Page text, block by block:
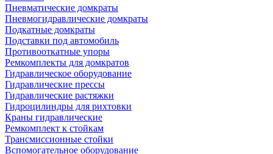
Пневматические домкраты
Пневмогидравлические домкраты
Подкатные домкраты
Подставки под автомобиль
Противооткатные упоры
Ремкомплекты для домкратов
Гидравлическое оборудование
Гидравлические прессы
Гидравлические растяжки
Гидроцилиндры для рихтовки
Краны гидравлические
Ремкомплект к стойкам
Трансмиссионные стойки
Вспомогательное оборудование